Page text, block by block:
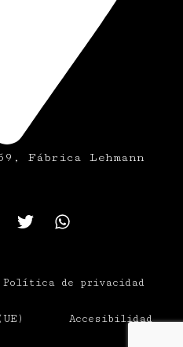
Fábrica Lehmann
Política de privacidad
Accesibilidad